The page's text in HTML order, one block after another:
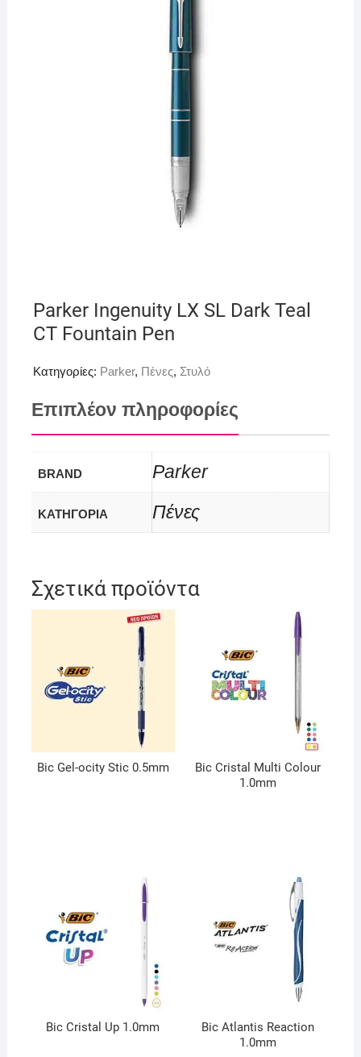
Parker Ingenuity LX SL Dark Teal
CT Fountain Pen
Κατηγορίες: Parker, Πένες, Στυλό
Επιπλέον πληροφορίες
BRAND Parker
ΚΑΤΗΓΟΡΙΑ Πένες
Σχετικά προϊόντα
Bic Gel-ocity Stic 0.5mm
Bic Cristal Multi Colour
1.0mm
Bic Cristal Up 1.0mm
Bic Atlantis Reaction
1.0mm